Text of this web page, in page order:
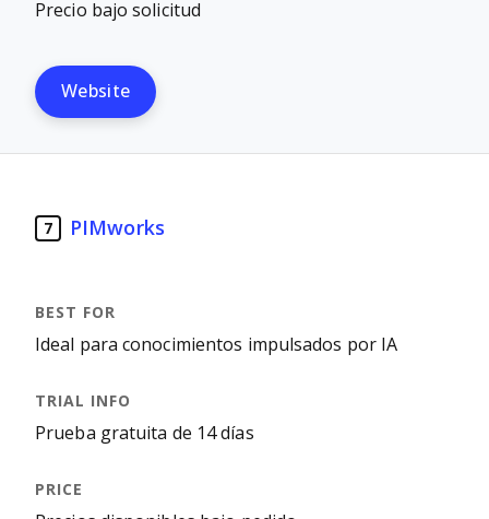
Precio bajo solicitud
Website
7 PIMworks
Ideal para conocimientos impulsados por IA
Prueba gratuita de 14 días